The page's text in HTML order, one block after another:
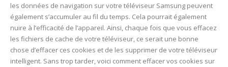
les données de navigation sur votre téléviseur Samsung peuvent
également s’accumuler au fil du temps. Cela pourrait également
nuire à l’efficacité de l’appareil. Ainsi, chaque fois que vous effacez
les fichiers de cache de votre téléviseur, ce serait une bonne
chose d’effacer ces cookies et de les supprimer de votre téléviseur
intelligent. Sans trop tarder, voici comment effacer vos cookies sur